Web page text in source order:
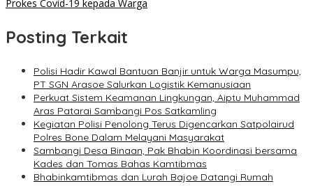
Prokes Covid-19 kepada Warga
Posting Terkait
Polisi Hadir Kawal Bantuan Banjir untuk Warga Masumpu,
PT SGN Arasoe Salurkan Logistik Kemanusiaan
Perkuat Sistem Keamanan Lingkungan, Aiptu Muhammad
Aras Patarai Sambangi Pos Satkamling
Kegiatan Polisi Penolong Terus Digencarkan Satpolairud
Polres Bone Dalam Melayani Masyarakat
Sambangi Desa Binaan, Pak Bhabin Koordinasi bersama
Kades dan Tomas Bahas Kamtibmas
Bhabinkamtibmas dan Lurah Bajoe Datangi Rumah